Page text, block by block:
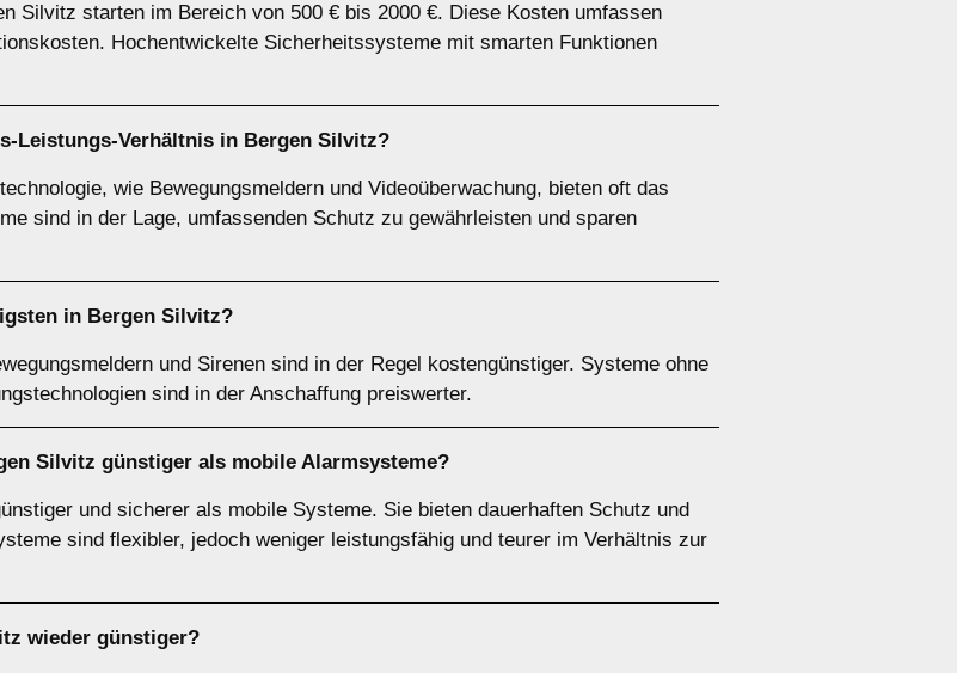
Silvitz starten im Bereich von 500 € bis 2000 €. Diese Kosten umfassen
Hochentwickelte Sicherheitssysteme mit smarten Funktionen
Leistungs-Verhältnis in Bergen Silvitz?
wie Bewegungsmeldern und Videoüberwachung, bieten oft das
sind in der Lage, umfassenden Schutz zu gewährleisten und sparen
in Bergen Silvitz?
und Sirenen sind in der Regel kostengünstiger. Systeme ohne
sind in der Anschaffung preiswerter.
Silvitz günstiger als mobile Alarmsysteme?
und sicherer als mobile Systeme. Sie bieten dauerhaften Schutz und
sind flexibler, jedoch weniger leistungsfähig und teurer im Verhältnis zur
wieder günstiger?